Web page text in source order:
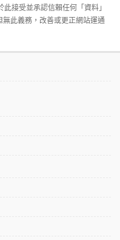
接受並承認信賴任何「資料」
此義務，改善或更正網站運通